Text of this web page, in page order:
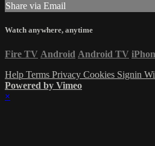
Share via Email
Watch anywhere, anytime
Fire TV Android Android TV
Help Terms Privacy Cookies Signin
Powered by Vimeo
×